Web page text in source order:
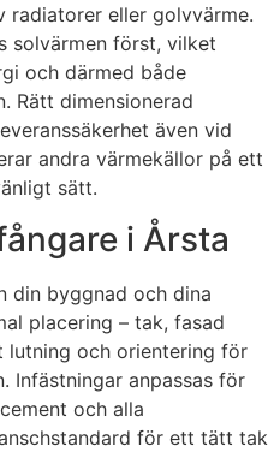
radiatorer eller golvvärme.
solvärmen först, vilket
och därmed både
Rätt dimensionerad
även vid
andra värmekällor på ett
sätt.
i Årsta
din byggnad och dina
placering – tak, fasad
lutning och orientering för
Infästningar anpassas för
och alla
för ett tätt tak